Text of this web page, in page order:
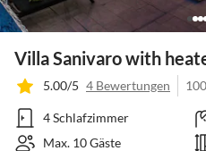
Villa Sanivaro with
5.00/5 4 Bewertungen
4 Schlafzimmer
Max. 10 Gäste